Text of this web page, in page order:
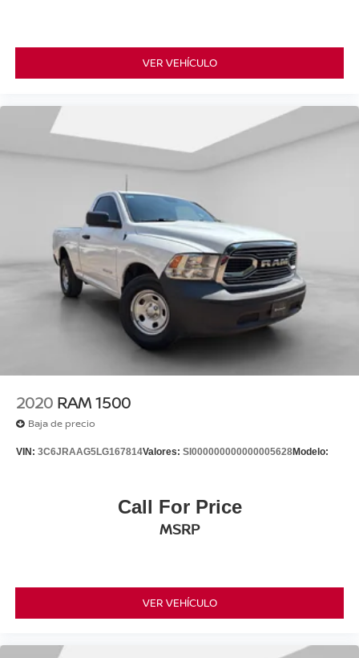
VER VEHÍCULO
2020 RAM 1500
Baja de precio
VIN: 3C6JRAAG5LG167814Valores: SI000000000000005628Modelo:
Call For Price
MSRP
VER VEHÍCULO